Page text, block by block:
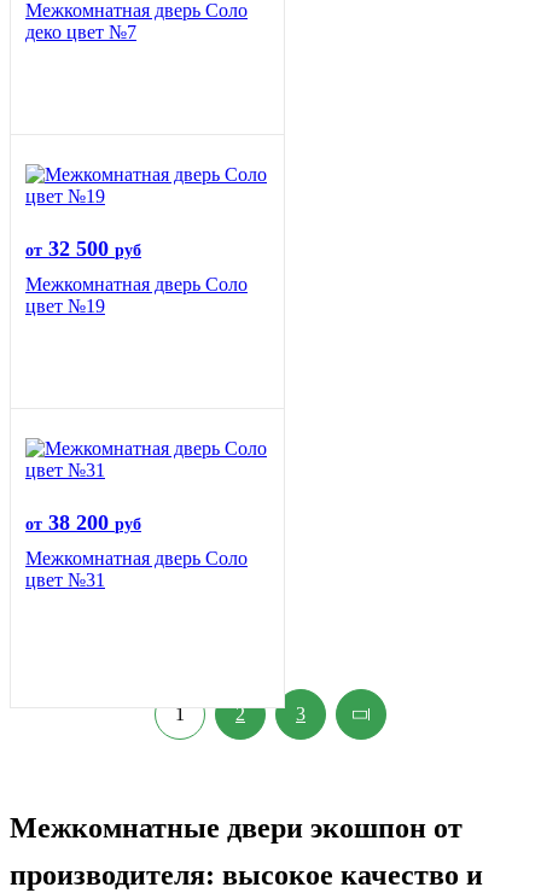
Межкомнатная дверь Соло
деко цвет №7
от 32 500 руб
Межкомнатная дверь Соло
цвет №19
от 38 200 руб
Межкомнатная дверь Соло
цвет №31
1 2 3
Межкомнатные двери экошпон от
производителя: высокое качество и